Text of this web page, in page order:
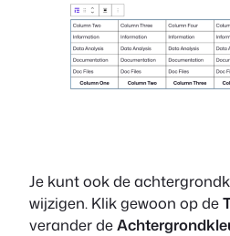
Je kunt ook de
wijzigen. Klik gewoon op de
verander de